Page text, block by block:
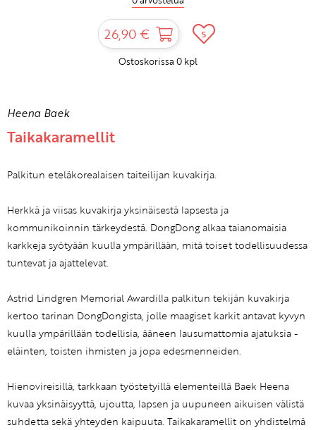
26,90 € 5
Ostoskorissa 0 kpl
Heena Baek
Taikakaramellit
Palkitun eteläkorealaisen taiteilijan kuvakirja.
Herkkä ja viisas kuvakirja yksinäisestä lapsesta ja
kommunikoinnin tärkeydestä. DongDong alkaa taianomaisia
karkkeja syötyään kuulla ympärillään, mitä toiset todellisuudessa
tuntevat ja ajattelevat.
Astrid Lindgren Memorial Awardilla palkitun tekijän kuvakirja
kertoo tarinan DongDongista, jolle maagiset karkit antavat kyvyn
kuulla ympärillään todellisia, ääneen lausumattomia ajatuksia -
eläinten, toisten ihmisten ja jopa edesmenneiden.
Hienovireisillä, tarkkaan työstetyillä elementeillä Baek Heena
kuvaa yksinäisyyttä, ujoutta, lapsen ja uupuneen aikuisen välistä
suhdetta sekä yhteyden kaipuuta. Taikakaramellit on yhdistelmä